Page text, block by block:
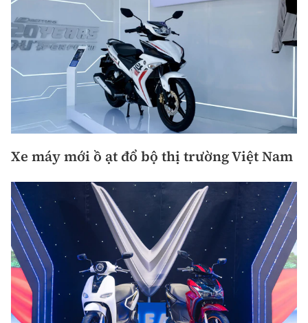
Xe máy mới ồ ạt đổ bộ thị trường Việt Nam